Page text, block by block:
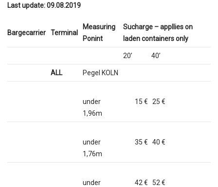
Last update: 09.08.2019
Bargecarrier Terminal
Measuring
Ponint
Sucharge – appllies on
laden containers only
20’ 40’
ALL Pegel KOLN
under
1,96m
15 € 25 €
under
1,76m
35 € 40 €
under
42 € 52 €